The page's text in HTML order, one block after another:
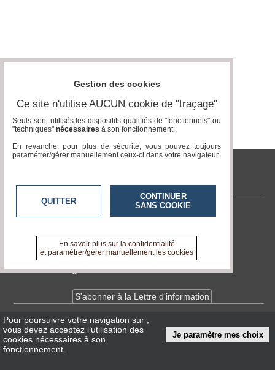
tvlocale.fr
Contactez-nous
A propos de tvlocale.fr
Devenir délégué
S'abonner à la Lettre d'information
InfosCNIL/RGPD
Conditions Générales d'Utilisation
Pour poursuivre votre navigation sur
vous devez acceptez l’utilisation des
cookies nécessaires à son
fonctionnement.
Je paramètre mes choix
Gestion des cookies
Ce site n'utilise AUCUN cookie de "traçage"
Seuls sont utilisés les dispositifs qualifiés de "fonctionnels" ou
"techniques" nécessaires à son fonctionnement..
En revanche, pour plus de sécurité, vous pouvez toujours
paramétrer/gérer manuellement ceux-ci dans votre navigateur.
QUITTER
CONTINUER
SANS COOKIE
En savoir plus sur la confidentialité
et paramétrer/gérer manuellement les cookies